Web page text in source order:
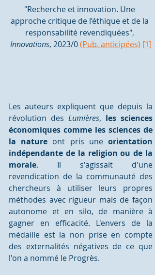
"Recherche et innovation. Une
approche critique de l’éthique et de la
responsabilité revendiquées",
Innovations, 2023/0 (Pub. anticipées) [1]
Les auteurs expliquent que depuis la
révolution des Lumières, les sciences
économiques comme les sciences de
la nature ont pris une orientation
indépendante de la religion ou de la
morale. Il s'agissait d'une
revendication de la communauté des
chercheurs à utiliser leurs propres
méthodes avec rigueur mais de façon
autonome et en silo, de manière à
gagner en efficacité. L'envers de la
médaille est la non prise en compte
des externalités négatives de ce que
l'on a nommé le Progrès.